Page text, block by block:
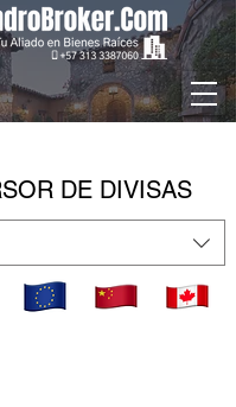
DE DIVISAS